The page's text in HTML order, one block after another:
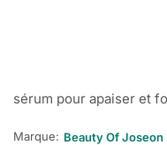
sérum pour apaiser et
Marque: Beauty Of Joseon